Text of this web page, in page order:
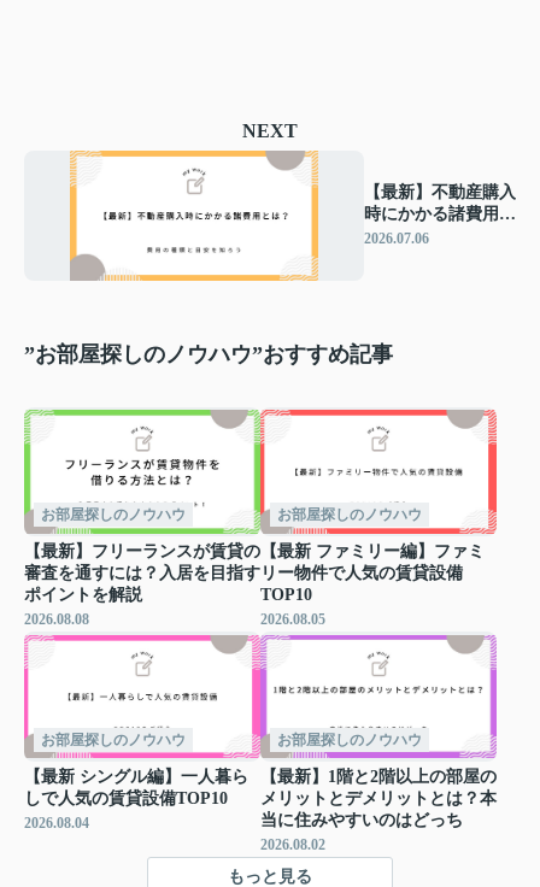
NEXT
【最新】不動産購入
時にかかる諸費用と
は？費用の種類と目
2026.07.06
”お部屋探しのノウハウ”おすすめ記事
お部屋探しのノウハウ
【最新】フリーランスが賃貸の
審査を通すには？入居を目指す
ポイントを解説
2026.08.08
お部屋探しのノウハウ
【最新 ファミリー編】ファミ
リー物件で人気の賃貸設備
TOP10
2026.08.05
お部屋探しのノウハウ
【最新 シングル編】一人暮ら
しで人気の賃貸設備TOP10
2026.08.04
お部屋探しのノウハウ
【最新】1階と2階以上の部屋の
メリットとデメリットとは？本
当に住みやすいのはどっち
2026.08.02
もっと見る